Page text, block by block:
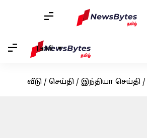
Tamil
வீடு / செய்தி / இந்தியா செய்தி /